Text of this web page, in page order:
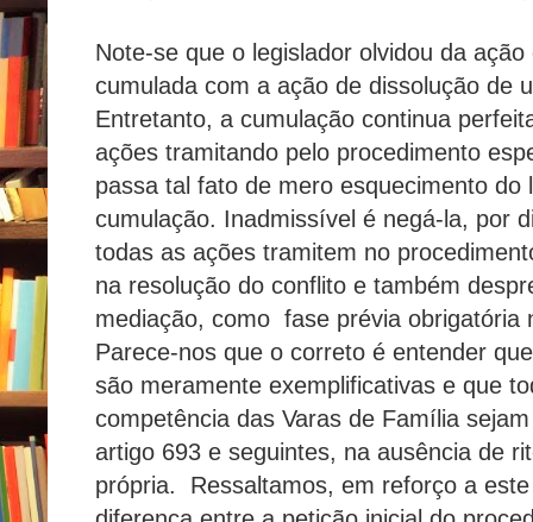
Note-se que o legislador olvidou da
cumulada com a ação de dissolução de
Entretanto, a cumulação continua
ações tramitando pelo procedimento
passa tal fato de mero esquecimento
cumulação. Inadmissível é negá-la, por
todas as ações tramitem no
na resolução do conflito e também
mediação, como fase prévia obrigatória
Parece-nos que o correto é entender
são meramente exemplificativas e que
competência das Varas de Família
artigo 693 e seguintes, na ausência de
própria. Ressaltamos, em reforço a